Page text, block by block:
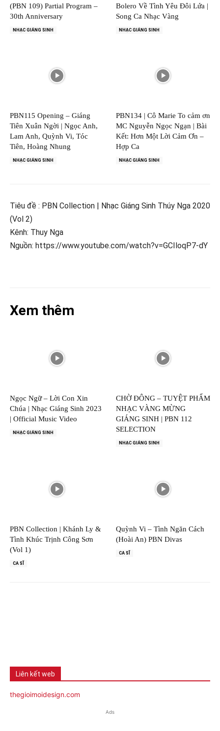
(PBN 109) Partial Program –
30th Anniversary
NHẠC GIÁNG SINH
Bolero Về Tình Yêu Đôi Lứa |
Song Ca Nhạc Vàng
NHẠC GIÁNG SINH
PBN115 Opening – Giáng
Tiên Xuân Ngời | Ngọc Anh,
Lam Anh, Quỳnh Vi, Tóc
Tiên, Hoàng Nhung
NHẠC GIÁNG SINH
PBN134 | Cô Marie To cảm ơn
MC Nguyễn Ngọc Ngạn | Bài
Kết: Hơn Một Lời Cảm Ơn –
Hợp Ca
NHẠC GIÁNG SINH
Tiêu đề : PBN Collection | Nhạc Giáng Sinh Thúy Nga 2020
(Vol 2)
Kênh: Thuy Nga
Nguồn: https://www.youtube.com/watch?v=GCIloqP7-dY
Xem thêm
Ngọc Ngữ – Lời Con Xin
Chúa | Nhạc Giáng Sinh 2023
| Official Music Video
NHẠC GIÁNG SINH
CHỜ ĐÔNG – TUYỆT PHẨM
NHẠC VÀNG MỪNG
GIÁNG SINH | PBN 112
SELECTION
NHẠC GIÁNG SINH
PBN Collection | Khánh Ly &
Tình Khúc Trịnh Công Sơn
(Vol 1)
CA SĨ
Quỳnh Vi – Tình Ngăn Cách
(Hoài An) PBN Divas
CA SĨ
Liên kết web
thegioimoidesign.com
Ads